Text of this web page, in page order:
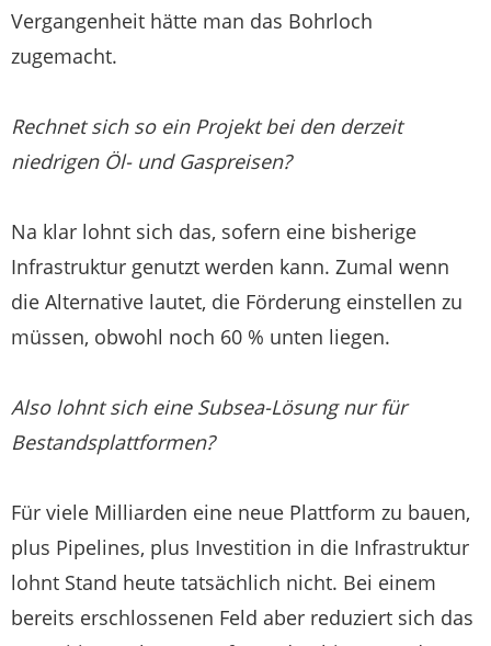
Vergangenheit hätte man das Bohrloch
zugemacht.
Rechnet sich so ein Projekt bei den derzeit
niedrigen Öl- und Gaspreisen?
Na klar lohnt sich das, sofern eine bisherige
Infrastruktur genutzt werden kann. Zumal wenn
die Alternative lautet, die Förderung einstellen zu
müssen, obwohl noch 60 % unten liegen.
Also lohnt sich eine Subsea-Lösung nur für
Bestandsplattformen?
Für viele Milliarden eine neue Plattform zu bauen,
plus Pipelines, plus Investition in die Infrastruktur
lohnt Stand heute tatsächlich nicht. Bei einem
bereits erschlossenen Feld aber reduziert sich das